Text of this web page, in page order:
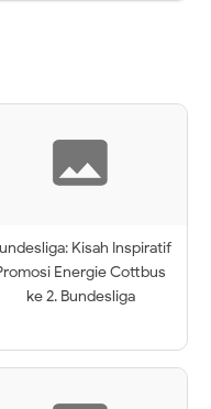
Kisah Inspiratif
Energie Cottbus
ke 2. Bundesliga